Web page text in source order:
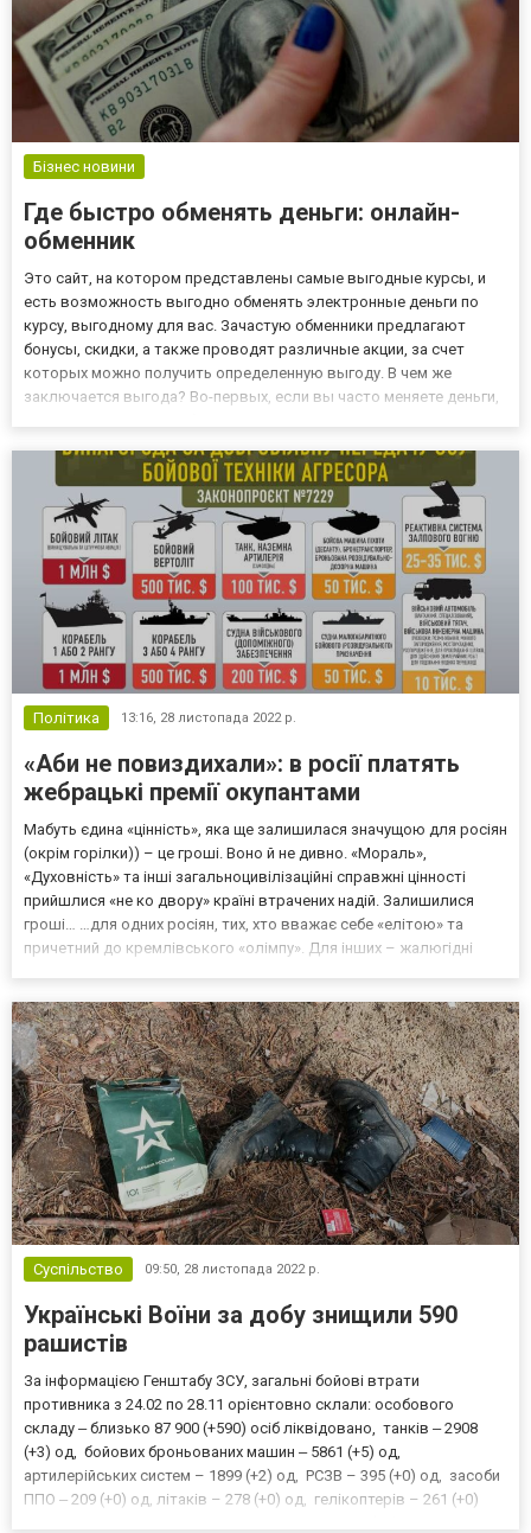
Бізнес новини
Где быстро обменять деньги: онлайн-
обменник
Это сайт, на котором представлены самые выгодные курсы, и
есть возможность выгодно обменять электронные деньги по
курсу, выгодному для вас. Зачастую обменники предлагают
бонусы, скидки, а также проводят различные акции, за счет
которых можно получить определенную выгоду. В чем же
заключается выгода? Во-первых, если вы часто меняете деньги,
Політика 13:16, 28 листопада 2022 р.
«Аби не повиздихали»: в росії платять
жебрацькі премії окупантами
Мабуть єдина «цінність», яка ще залишилася значущою для росіян
(окрім горілки)) – це гроші. Воно й не дивно. «Мораль»,
«Духовність» та інші загальноцивілізаційні справжні цінності
прийшлися «не ко двору» країні втрачених надій. Залишилися
гроші… …для одних росіян, тих, хто вважає себе «елітою» та
причетний до кремлівського «олімпу». Для інших – жалюгідні
Суспільство 09:50, 28 листопада 2022 р.
Українські Воїни за добу знищили 590
рашистів
За інформацією Генштабу ЗСУ, загальні бойові втрати
противника з 24.02 по 28.11 орієнтовно склали: особового
складу ‒ близько 87 900 (+590) осіб ліквідовано, танків ‒ 2908
(+3) од, бойових броньованих машин ‒ 5861 (+5) од,
артилерійських систем – 1899 (+2) од, РСЗВ – 395 (+0) од, засоби
ППО ‒ 209 (+0) од, літаків – 278 (+0) од, гелікоптерів – 261 (+0)